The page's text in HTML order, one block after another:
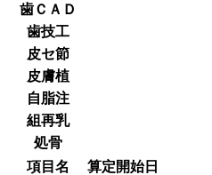
歯ＣＡＤ
歯技工
皮セ節
皮膚植
自脂注
組再乳
処骨
項目名
算定開始日